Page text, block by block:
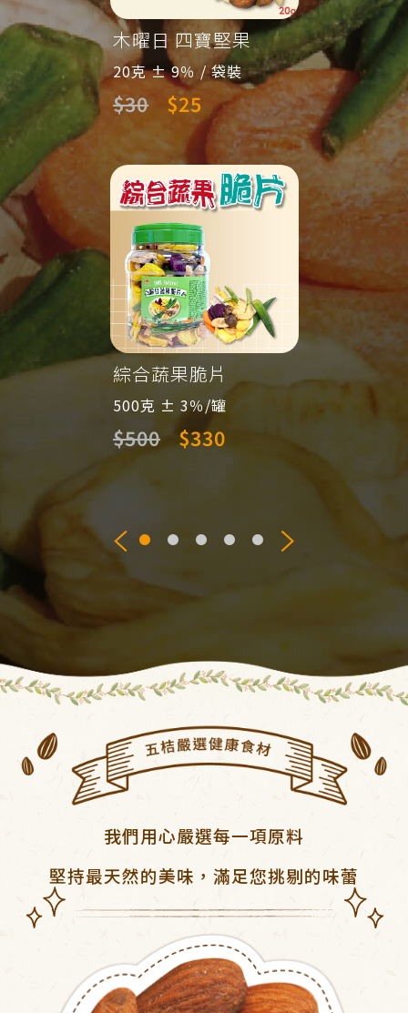
果
木曜日 四寶堅果
20克 ± 9％ / 袋裝
$30 $25
綜合蔬果脆片
500克 ± 3％/罐
$500 $330
35g
35克
$50
三
$450
我們用心嚴選每一項原料
堅持最天然的美味，滿足您挑剔的味蕾